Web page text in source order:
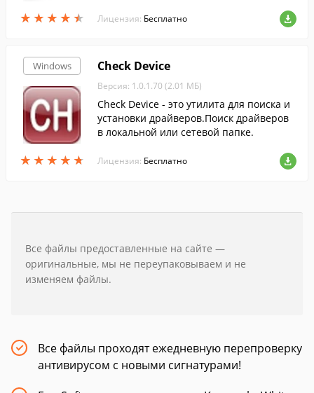
★ ★ ★ ★ ★
★ ★ ★ ★ ★ Лицензия: Бесплатно
Windows
★ ★ ★ ★ ★
★ ★ ★ ★ ★
Check Device
Версия: 1.0.1.70 (2.01 МБ)
Check Device - это утилита для поиска и
установки драйверов.Поиск драйверов
в локальной или сетевой папке.
Лицензия: Бесплатно
Все файлы предоставленные на сайте —
оригинальные, мы не переупаковываем и не
изменяем файлы.
Все файлы проходят ежедневную перепроверку
антивирусом с новыми сигнатурами!